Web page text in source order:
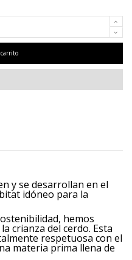
y se desarrollan en el
idóneo para la
hemos
la crianza del cerdo. Esta
respetuosa con el
materia prima llena de